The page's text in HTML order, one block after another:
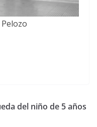
del niño de 5 años